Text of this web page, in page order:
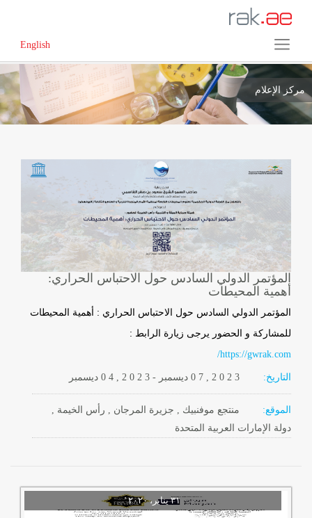
English
مركز الإعلام
المؤتمر الدولي السادس حول الاحتباس الحراري:
أهمية المحيطات
المؤتمر الدولي السادس حول الاحتباس الحراري : أهمية المحيطات
للمشاركة و الحضور يرجى زيارة الرابط :
https://gwrak.com/
التاريخ: ديسمبر 0 4 , 2 0 2 3- ديسمبر 0 7 , 2 0 2 3
الموقع:
منتجع موفنبيك , جزيرة المرجان , رأس الخيمة ,
دولة الإمارات العربية المتحدة
‏٣١ يناير، ٢٠٢٠‏ ‏'‏